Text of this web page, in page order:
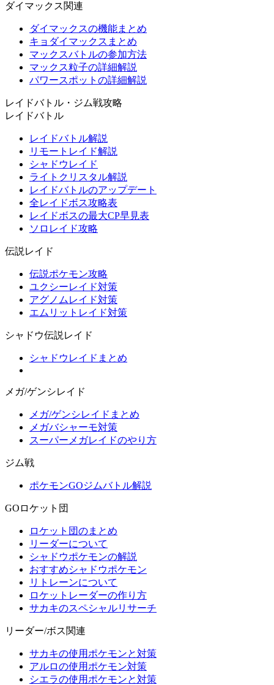
ダイマックス関連
ダイマックスの機能まとめ
キョダイマックスまとめ
マックスバトルの参加方法
マックス粒子の詳細解説
パワースポットの詳細解説
レイドバトル・ジム戦攻略
レイドバトル
レイドバトル解説
リモートレイド解説
シャドウレイド
ライトクリスタル解説
レイドバトルのアップデート
全レイドボス攻略表
レイドボスの最大CP早見表
ソロレイド攻略
伝説レイド
伝説ポケモン攻略
ユクシーレイド対策
アグノムレイド対策
エムリットレイド対策
シャドウ伝説レイド
シャドウレイドまとめ
メガ/ゲンシレイド
メガ/ゲンシレイドまとめ
メガバシャーモ対策
スーパーメガレイドのやり方
ジム戦
ポケモンGOジムバトル解説
GOロケット団
ロケット団のまとめ
リーダーについて
シャドウポケモンの解説
おすすめシャドウポケモン
リトレーンについて
ロケットレーダーの作り方
サカキのスペシャルリサーチ
リーダー/ボス関連
サカキの使用ポケモンと対策
アルロの使用ポケモン対策
シエラの使用ポケモンと対策